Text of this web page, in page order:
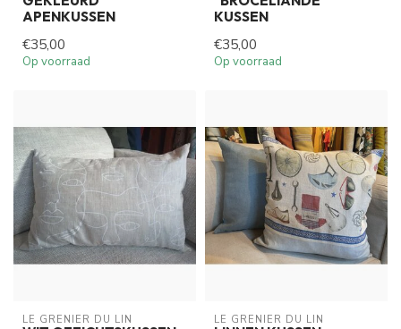
APENKUSSEN
€35,00
Op voorraad
KUSSEN
€35,00
Op voorraad
LE GRENIER DU LIN LE GRENIER DU LIN